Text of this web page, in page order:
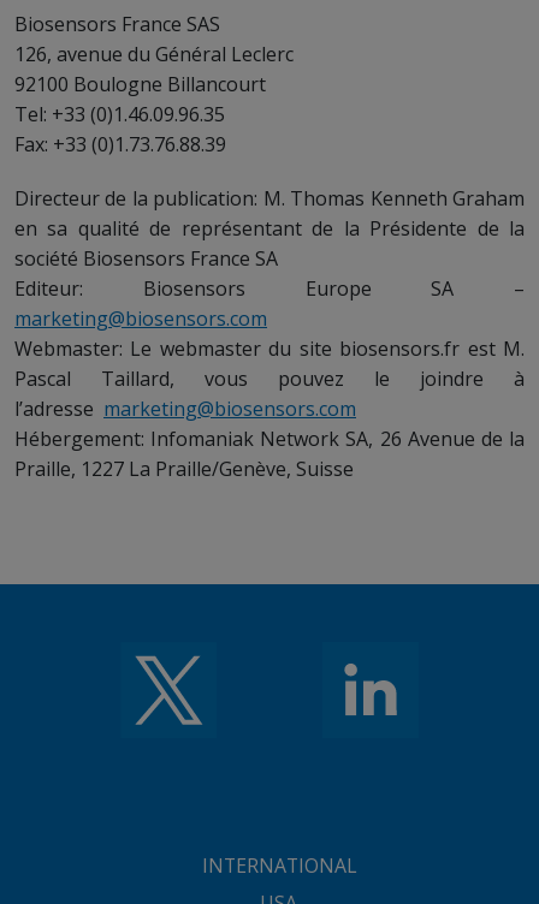
Biosensors France SAS
126, avenue du Général Leclerc
92100 Boulogne Billancourt
Tel: +33 (0)1.46.09.96.35
Fax: +33 (0)1.73.76.88.39
Directeur de la publication: M. Thomas Kenneth Graham
en sa qualité de représentant de la Présidente de la
société Biosensors France SA
Editeur: Biosensors Europe SA –
marketing@biosensors.com
Webmaster: Le webmaster du site biosensors.fr est M.
Pascal Taillard, vous pouvez le joindre à
l’adresse marketing@biosensors.com
Hébergement: Infomaniak Network SA, 26 Avenue de la
Praille, 1227 La Praille/Genève, Suisse
INTERNATIONAL